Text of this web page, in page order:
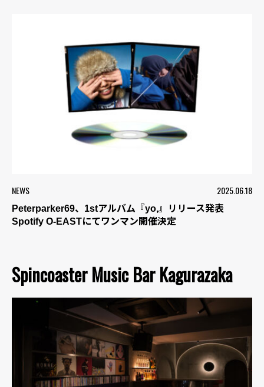
NEWS 2025.06.18
Peterparker69、1stアルバム『yo,』リリース発表
Spotify O-EASTにてワンマン開催決定
Spincoaster Music Bar Kagurazaka